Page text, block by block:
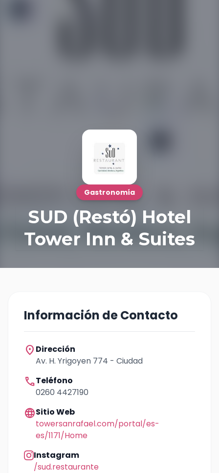
Gastronomía
SUD (Restó) Hotel
Tower Inn & Suites
Información de Contacto
location_on Dirección
Av. H. Yrigoyen 774 - Ciudad
callTeléfono
0260 4427190
languageSitio Web
towersanrafael.com/portal/es-
es/1171/Home
Instagram
/sud.restaurante